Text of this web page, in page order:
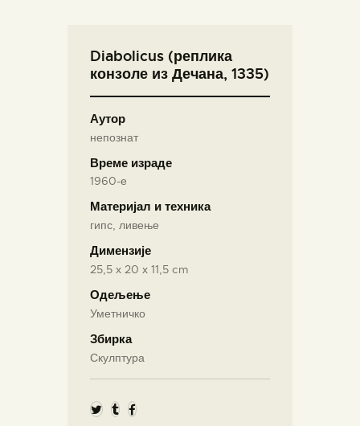
ENGLISH( ЕНГЛЕСКИ
Diabolicus (реплика
конзоле из Дечана, 1335)
Аутор
непознат
Време израде
1960-е
Материјал и техника
гипс, ливење
Димензије
25,5 х 20 х 11,5 cm
Одељење
Уметничко
Збирка
Скулптура